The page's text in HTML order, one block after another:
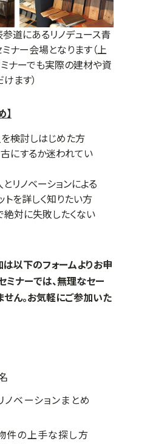
道にあるリノデュース青
ナー会場となります（上
ミナーでも実際の建材や資
ます）
検討しはじめた方
にするか迷われてい
リノベーションによる
トを詳しく知りたい方
絶対に失敗したくない
以下のフォームよりお申
ミナーでは、無理なセー
ん。お気軽にご参加いた
ベーションまとめ
件の上手な探し方